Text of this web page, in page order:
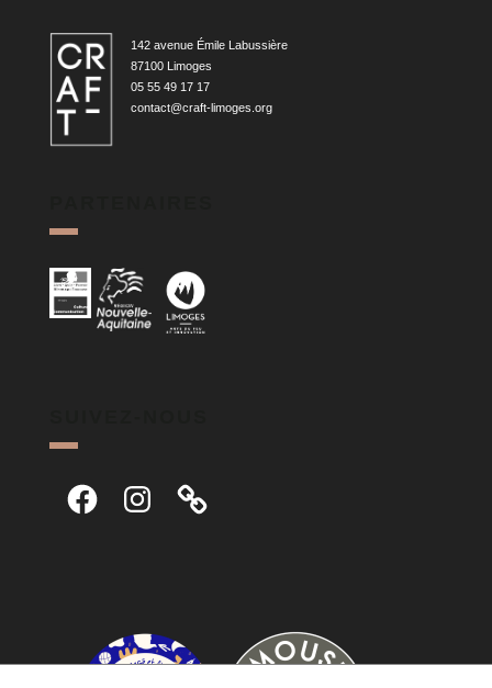
142 avenue Émile Labussière
87100 Limoges
05 55 49 17 17
contact@craft-limoges.org
FacebookInstagram